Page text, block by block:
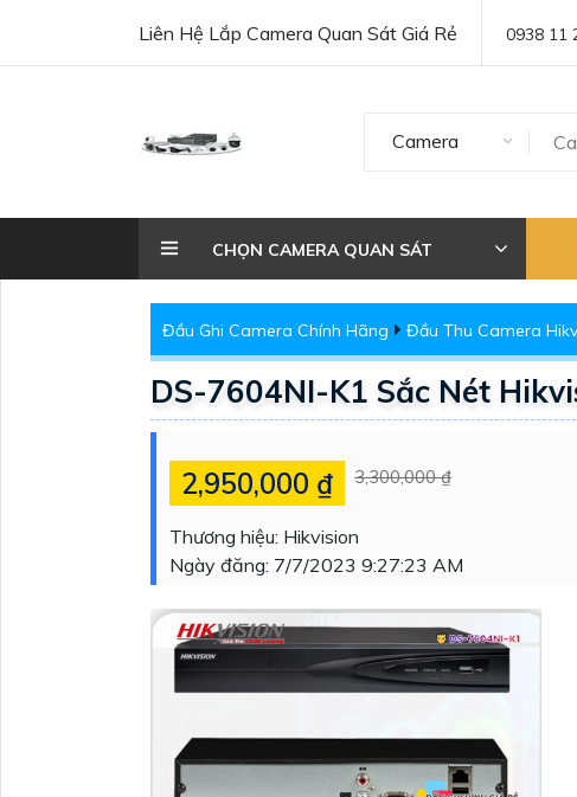
Liên Hệ Lắp Camera Quan Sát Giá Rẻ 0938 11
Camera
CHỌN CAMERA QUAN SÁT
Đầu Ghi Camera Chính Hãng Đầu Thu Camera
DS-7604NI-K1 Sắc Nét
2,950,000 ₫ 3,300,000 ₫
Thương hiệu: Hikvision
Ngày đăng: 7/7/2023 9:27:23 AM